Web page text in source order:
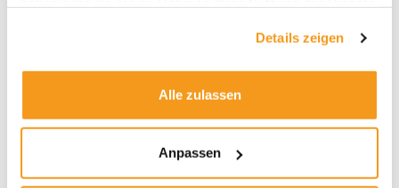
Details zeigen
Alle zulassen
Anpassen
aber dazu später mehr. Die untere Renditereihe
Mischfondskategorien „defensiv“,
„ausgewogen“ und „flexibel“.